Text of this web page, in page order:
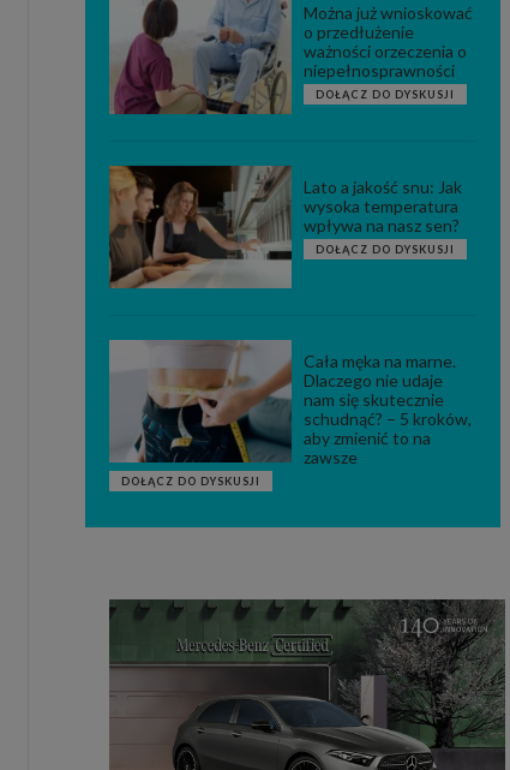
Można już wnioskować
o przedłużenie
ważności orzeczenia o
niepełnosprawności
DOŁĄCZ DO DYSKUSJI
Lato a jakość snu: Jak
wysoka temperatura
wpływa na nasz sen?
DOŁĄCZ DO DYSKUSJI
Cała męka na marne.
Dlaczego nie udaje
nam się skutecznie
schudnąć? – 5 kroków,
aby zmienić to na
zawsze
DOŁĄCZ DO DYSKUSJI